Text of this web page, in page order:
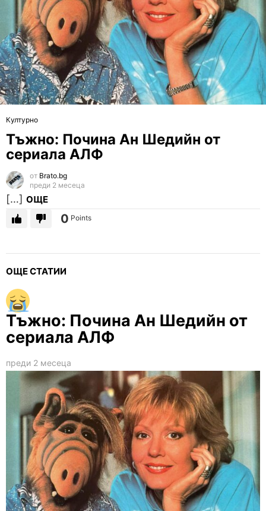
Културно
Тъжно: Почина Ан Шедийн от
сериала АЛФ
от Brato.bg
преди 2 месеца
[…] ОЩЕ
0 Points
ОЩЕ СТАТИИ
Тъжно: Почина Ан Шедийн от
сериала АЛФ
преди 2 месеца